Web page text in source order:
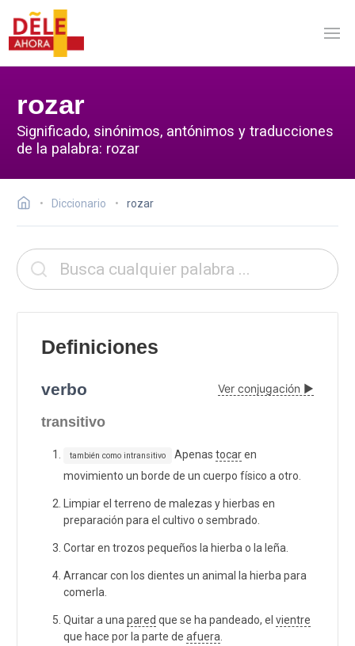
rozar
Significado, sinónimos, antónimos y traducciones
de la palabra: rozar
Diccionario rozar
Definiciones
verbo Ver conjugación ▶
transitivo
también como intransitivo Apenas tocaren
movimiento un borde de un cuerpo físico a otro.
Limpiar el terreno de malezas y hierbas en
preparación para el cultivo o sembrado.
Cortar en trozos pequeños la hierba o la leña.
Arrancar con los dientes un animal la hierba para
comerla.
Quitar a una pared que se ha pandeado, el vientre
que hace por la parte de afuera